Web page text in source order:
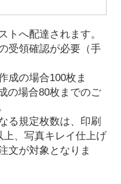
へ配達されます。
受領確認が必要（手
成の場合100枚ま
の場合80枚までのご
る規定枚数は、印刷
、写真キレイ仕上げ
文が対象となりま